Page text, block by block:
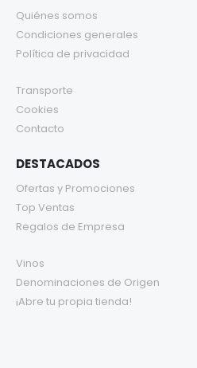
Quiénes somos
Condiciones generales
Política de privacidad
Transporte
Cookies
Contacto
DESTACADOS
Ofertas y Promociones
Top Ventas
Regalos de Empresa
Vinos
Denominaciones de Origen
¡Abre tu propia tienda!